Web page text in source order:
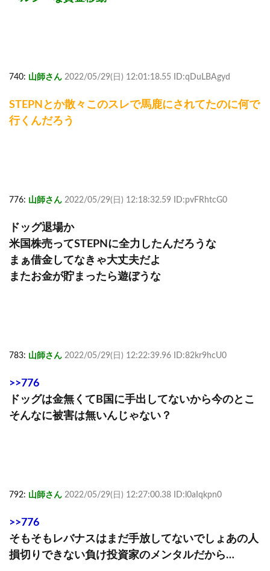
740: 山師さん 2022/05/29(日) 12:01:18.55 ID:qDuLBAgyd
STEPNとか散々このスレで馬鹿にされてたのに何で
行くんだろう
776: 山師さん 2022/05/29(日) 12:18:32.59 ID:pvFRhtcG0
ドッグ退場か
米国株売ってSTEPNに全力したんだろうな
まぁ借金してなきゃ大丈夫だよ
またお金が貯まったら遊ぼうな
783: 山師さん 2022/05/29(日) 12:22:39.96 ID:82kr9hcU0
>>776
ドッグは金無くてB国に手出してないから今のとこ
そんなに被害は無いんじゃない？
792: 山師さん 2022/05/29(日) 12:27:00.38 ID:l0aIqkpn0
>>776
そもそもレバナスはまだ手放してないでしょあの人
損切りできない負け投資家のメンタルだから…